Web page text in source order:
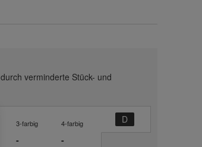
durch verminderte Stück- und
3-farbig 4-farbig
-
-